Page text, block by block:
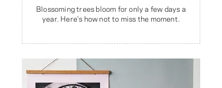
Blossoming trees bloom for only a few days a
year. Here's how not to miss the moment.